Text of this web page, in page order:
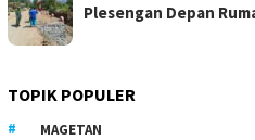
Plesengan Depan
TOPIK POPULER
MAGETAN